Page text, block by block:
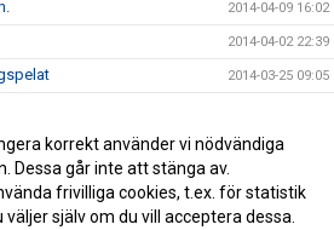
2014-04-09 16:02
2014-04-02 22:39
2014-03-25 09:05
2014-02-17 15:00
2014-01-26 11:37
korrekt använder vi nödvändiga
Dessa går inte att stänga av.
frivilliga cookies, t.ex. för statistik
själv om du vill acceptera dessa.